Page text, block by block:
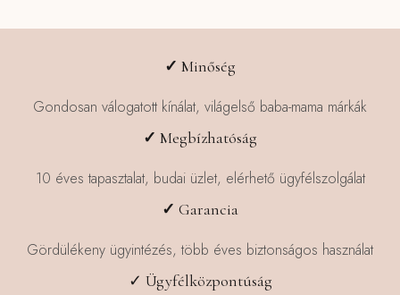
✓ Minőség
Gondosan válogatott kínálat, világelső baba-mama márkák
✓ Megbízhatóság
10 éves tapasztalat, budai üzlet, elérhető ügyfélszolgálat
✓ Garancia
Gördülékeny ügyintézés, több éves biztonságos használat
✓ Ügyfélközpontúság